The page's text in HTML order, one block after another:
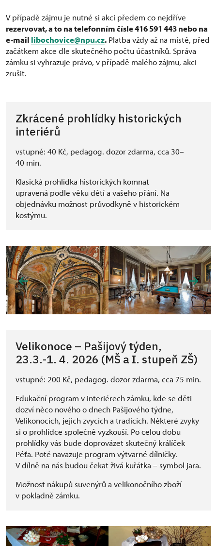
V případě zájmu je nutné si akci předem co nejdříve
rezervovat, a to na telefonním čísle 416 591 443 nebo na
e-mail libochovice@npu.cz. Platba vždy až na místě, před
začátkem akce dle skutečného počtu účastníků. Správa
zámku si vyhrazuje právo, v případě malého zájmu, akci
zrušit.
Zkrácené prohlídky historických
interiérů
vstupné: 40 Kč, pedagog. dozor zdarma, cca 30–
40 min.
Klasická prohlídka historických komnat
upravená podle věku dětí a vašeho přání. Na
objednávku možnost průvodkyně v historickém
kostýmu.
Velikonoce – Pašijový týden,
23.3.-1. 4. 2026 (MŠ a I. stupeň ZŠ)
vstupné: 200 Kč, pedagog. dozor zdarma, cca 75 min.
Edukační program v interiérech zámku, kde se děti
dozví něco nového o dnech Pašijového týdne,
Velikonocích, jejich zvycích a tradicích. Některé zvyky
si o prohlídce společně vyzkouší. Po celou dobu
prohlídky vás bude doprovázet skutečný králíček
Péťa. Poté navazuje program výtvarné dílničky.
V dílně na nás budou čekat živá kuřátka – symbol jara.
Možnost nákupů suvenýrů a velikonočního zboží
v pokladně zámku.